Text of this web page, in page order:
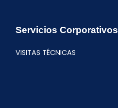
Servicios Corporativos
VISITAS TÉCNICAS